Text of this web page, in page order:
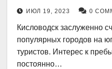
ИЮЛ 19, 2023 0
Кисловодск заслуженно
популярных городов на
туристов. Интерес к
постоянно…